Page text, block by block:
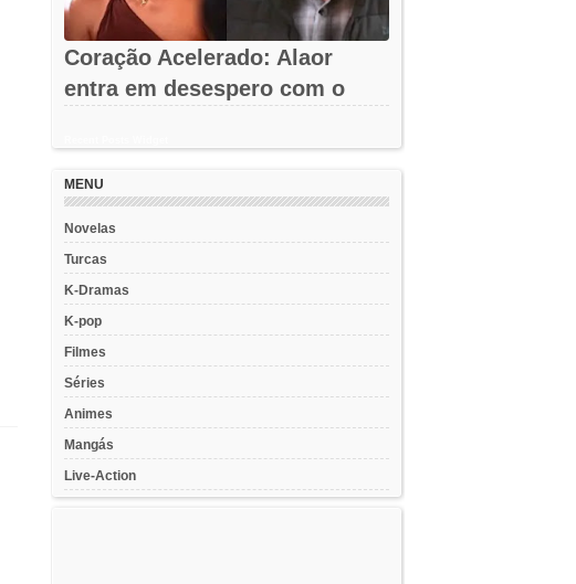
Coração Acelerado: Alaor
entra em desespero com o
MENU
Novelas
Turcas
K-Dramas
K-pop
Filmes
Séries
Animes
Mangás
Live-Action